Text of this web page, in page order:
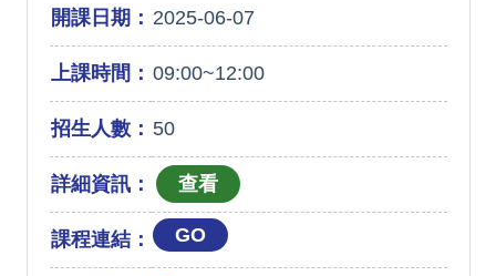
開課日期： 2025-06-07
上課時間： 09:00~12:00
招生人數： 50
詳細資訊：
課程連結： GO